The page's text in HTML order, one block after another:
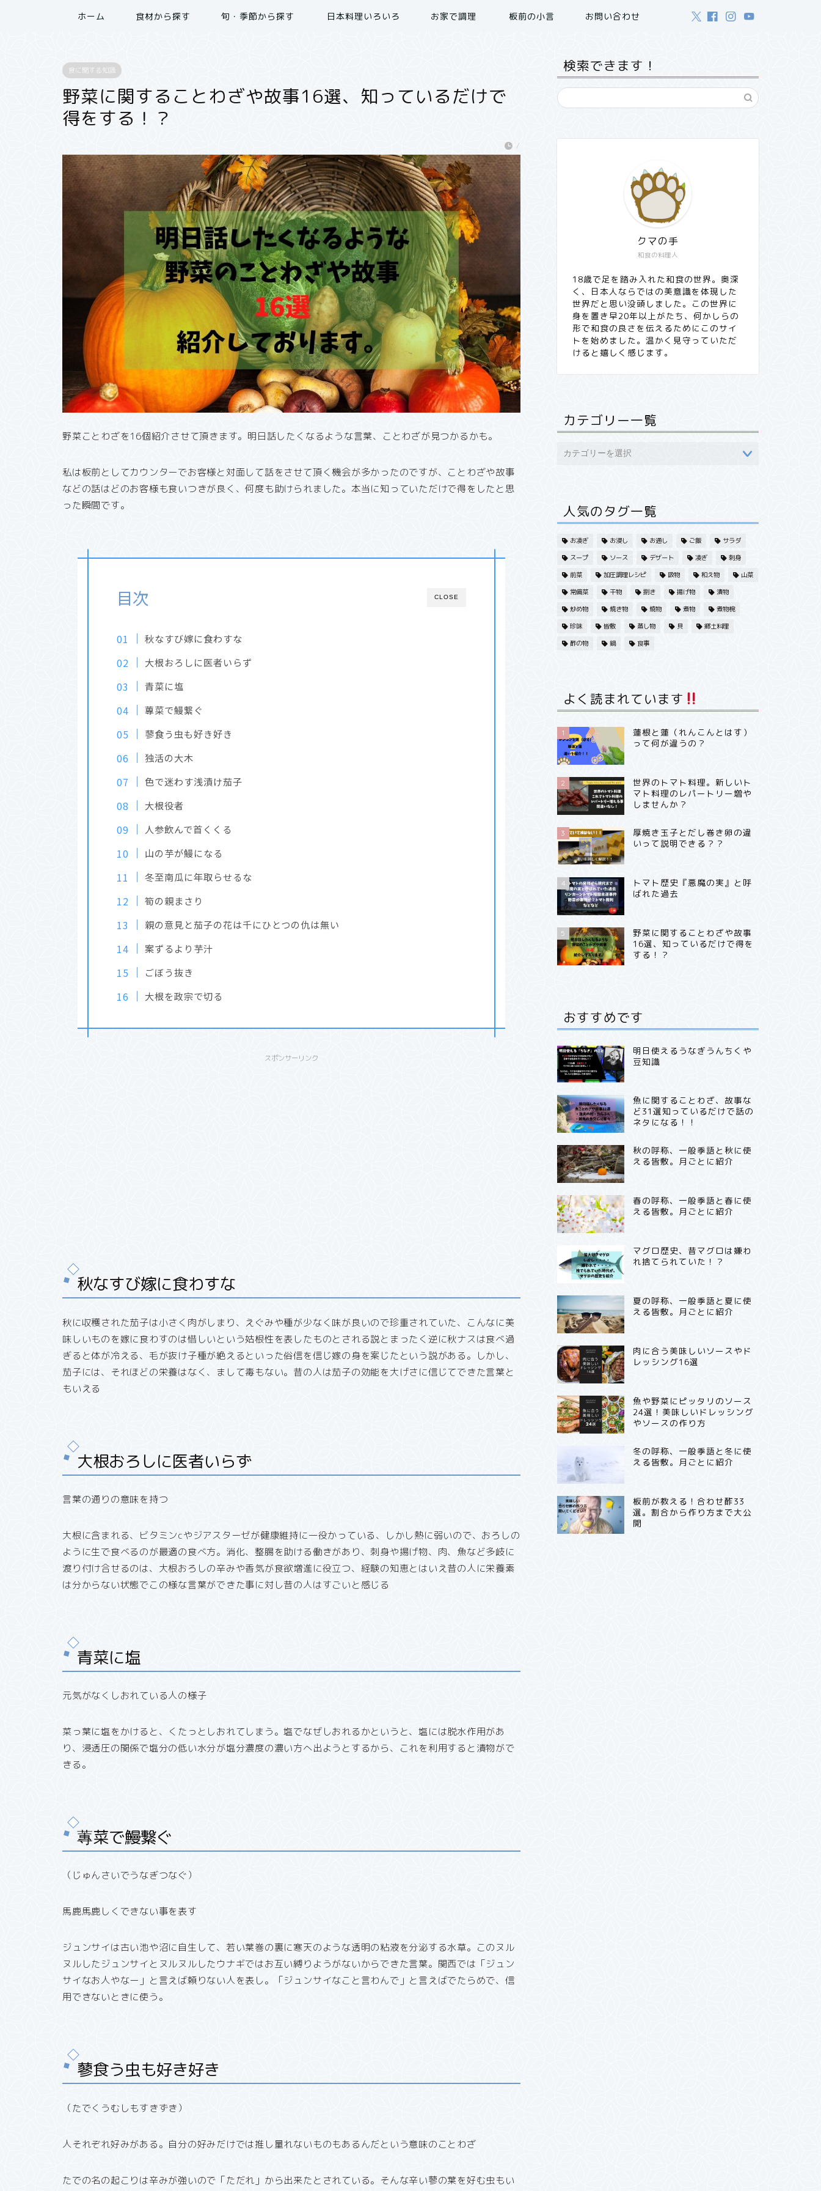
ホーム 食材から探す 旬・季節から探す 日本料理いろいろ お家で調理 板前の小言 お問い合わせ
食に関する知識
野菜に関することわざや故事16選、知っているだけで
得をする！？
/
野菜ことわざを16個紹介させて頂きます。明日話したくなるような言葉、ことわざが見つかるかも。
私は板前としてカウンターでお客様と対面して話をさせて頂く機会が多かったのですが、ことわざや故事
などの話はどのお客様も食いつきが良く、何度も助けられました。本当に知っていただけで得をしたと思
った瞬間です。
CLOSE
目次
秋なすび嫁に食わすな
大根おろしに医者いらず
青菜に塩
蓴菜で鰻繋ぐ
蓼食う虫も好き好き
独活の大木
色で迷わす浅漬け茄子
大根役者
人参飲んで首くくる
山の芋が鰻になる
冬至南瓜に年取らせるな
筍の親まさり
親の意見と茄子の花は千にひとつの仇は無い
案ずるより芋汁
ごぼう抜き
大根を政宗で切る
スポンサーリンク
秋なすび嫁に食わすな
秋に収穫された茄子は小さく肉がしまり、えぐみや種が少なく味が良いので珍重されていた、こんなに美
味しいものを嫁に食わすのは惜しいという姑根性を表したものとされる説とまったく逆に秋ナスは食べ過
ぎると体が冷える、毛が抜け子種が絶えるといった俗信を信じ嫁の身を案じたという説がある。しかし、
茄子には、それほどの栄養はなく、まして毒もない。昔の人は茄子の効能を大げさに信じてできた言葉と
もいえる
大根おろしに医者いらず
言葉の通りの意味を持つ
大根に含まれる、ビタミンcやジアスターゼが健康維持に一役かっている、しかし熱に弱いので、おろしの
ように生で食べるのが最適の食べ方。消化、整腸を助ける働きがあり、刺身や揚げ物、肉、魚など多岐に
渡り付け合せるのは、大根おろしの辛みや香気が食欲増進に役立つ、経験の知恵とはいえ昔の人に栄養素
は分からない状態でこの様な言葉ができた事に対し昔の人はすごいと感じる
青菜に塩
元気がなくしおれている人の様子
菜っ葉に塩をかけると、くたっとしおれてしまう。塩でなぜしおれるかというと、塩には脱水作用があ
り、浸透圧の関係で塩分の低い水分が塩分濃度の濃い方へ出ようとするから、これを利用すると漬物がで
きる。
蓴菜で鰻繋ぐ
（じゅんさいでうなぎつなぐ）
馬鹿馬鹿しくできない事を表す
ジュンサイは古い池や沼に自生して、若い葉巻の裏に寒天のような透明の粘液を分泌する水草。このヌル
ヌルしたジュンサイとヌルヌルしたウナギではお互い縛りようがないからできた言葉。関西では「ジュン
サイなお人やなー」と言えば頼りない人を表し。「ジュンサイなこと言わんで」と言えばでたらめで、信
用できないときに使う。
蓼食う虫も好き好き
（たでくうむしもすきずき）
人それぞれ好みがある。自分の好みだけでは推し量れないものもあるんだという意味のことわざ
たでの名の起こりは辛みが強いので「ただれ」から出来たとされている。そんな辛い蓼の葉を好む虫もい
検索できます！
和食の料理人
クマの手
18歳で足を踏み入れた和食の世界。奥深
く、日本人ならではの美意識を体現した
世界だと思い没頭しました。この世界に
身を置き早20年以上がたち、何かしらの
形で和食の良さを伝えるためにこのサイ
トを始めました。温かく見守っていただ
けると嬉しく感じます。
カテゴリー一覧
人気のタグ一覧
お凌ぎ お浸し お通し ご飯
サラダ
スープ
ソース デザート 凌ぎ
刺身
前菜
加圧調理レシピ 吸物 和え物
山菜
常備菜
干物 捌き 揚げ物
漬物
炒め物
焼き物 焼物 煮物
煮物椀
珍味
皆敷 蒸し物 貝
郷土料理
酢の物
鍋 食事
よく読まれています
1
蓮根と蓮（れんこんとはす）
って何が違うの？
2
世界のトマト料理。新しいト
マト料理のレパートリー増や
しませんか？
3
厚焼き玉子とだし巻き卵の違
いって説明できる？？
4
トマト歴史『悪魔の実』と呼
ばれた過去
5
野菜に関することわざや故事
16選、知っているだけで得を
する！？
おすすめです
明日使えるうなぎうんちくや
豆知識
魚に関することわざ、故事な
ど31選知っているだけで話の
ネタになる！！
秋の呼称、一般季語と秋に使
える皆敷。月ごとに紹介
春の呼称、一般季語と春に使
える皆敷。月ごとに紹介
マグロ歴史、昔マグロは嫌わ
れ捨てられていた！？
夏の呼称、一般季語と夏に使
える皆敷。月ごとに紹介
肉に合う美味しいソースやド
レッシング16選
魚や野菜にピッタリのソース
24選！美味しいドレッシング
やソースの作り方
冬の呼称、一般季語と冬に使
える皆敷。月ごとに紹介
板前が教える！合わせ酢33
選。割合から作り方まで大公
開